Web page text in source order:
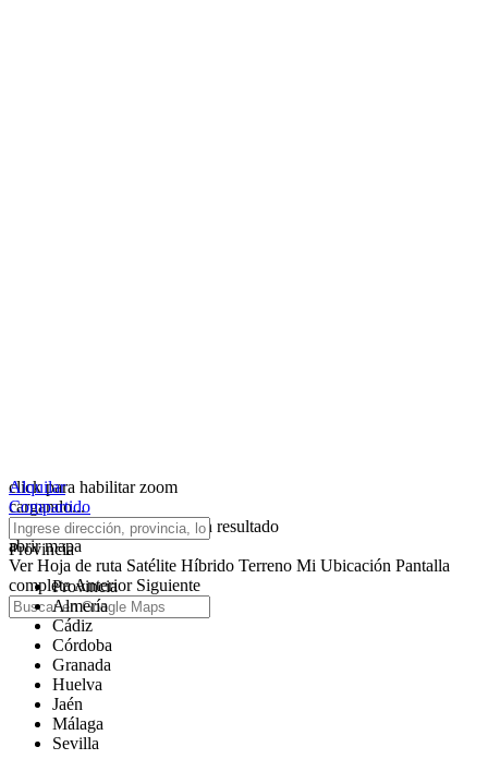
click para habilitar zoom
cargando...
No hemos encontrado ningún resultado
abrir mapa
Ver Hoja de ruta Satélite Híbrido Terreno Mi Ubicación Pantalla
completaAnterior Siguiente
Alquilar
Compartido
Provincia
Provincia
Almería
Cádiz
Córdoba
Granada
Huelva
Jaén
Málaga
Sevilla